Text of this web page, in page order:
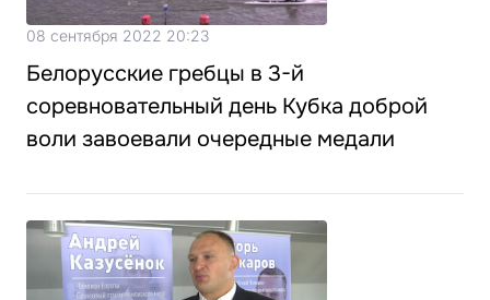
08 сентября 2022 20:23
Белорусские гребцы в 3-й
соревновательный день Кубка доброй
воли завоевали очередные медали